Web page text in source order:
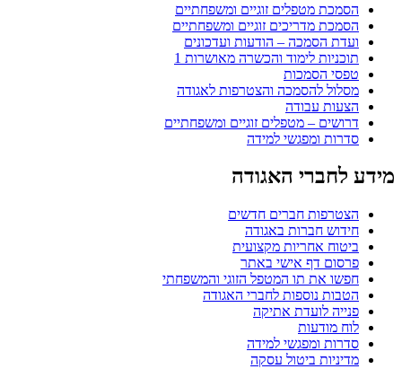
הסמכת מטפלים זוגיים ומשפחתיים
הסמכת מדריכים זוגיים ומשפחתיים
ועדת הסמכה – הודעות ועדכונים
תוכניות לימוד והכשרה מאושרות 1
טפסי הסמכות
מסלול להסמכה והצטרפות לאגודה
הצעות עבודה
דרושים – מטפלים זוגיים ומשפחתיים
סדרות ומפגשי למידה
מידע לחברי האגודה
הצטרפות חברים חדשים
חידוש חברות באגודה
ביטוח אחריות מקצועית
פרסום דף אישי באתר
חפשו את תו המטפל הזוגי והמשפחתי
הטבות נוספות לחברי האגודה
פנייה לועדת אתיקה
לוח מודעות
סדרות ומפגשי למידה
מדיניות ביטול עסקה